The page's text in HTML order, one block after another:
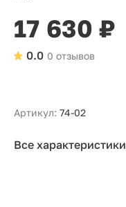
17 630 ₽
0 отзывов
0.0
Артикул: 74-02
Все характеристики